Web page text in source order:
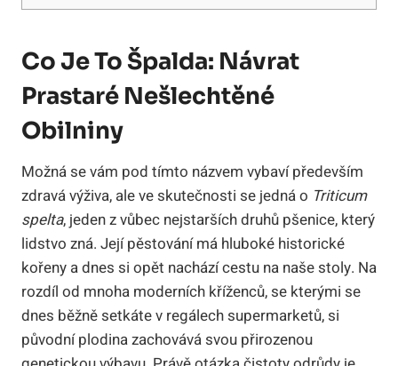
Co Je To Špalda: Návrat
Prastaré Nešlechtěné
Obilniny
Možná se vám pod tímto názvem vybaví především
zdravá výživa, ale ve skutečnosti se jedná o Triticum
spelta, jeden z vůbec nejstarších druhů pšenice, který
lidstvo zná. Její pěstování má hluboké historické
kořeny a dnes si opět nachází cestu na naše stoly. Na
rozdíl od mnoha moderních kříženců, se kterými se
dnes běžně setkáte v regálech supermarketů, si
původní plodina zachovává svou přirozenou